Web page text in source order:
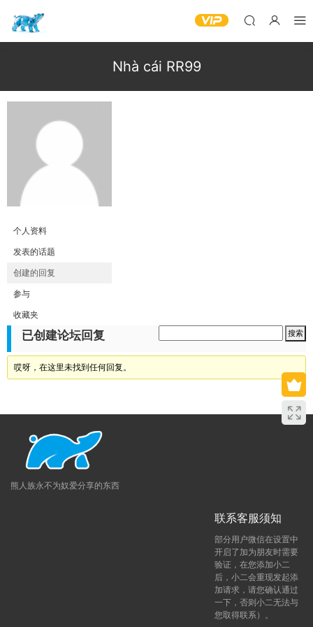
Nhà cái RR99
个人资料
发表的话题
创建的回复
参与
收藏夹
已创建论坛回复
哎呀，在这里未找到任何回复。
熊人族永不为奴爱分享的东西
联系客服须知
部分用户微信在设置中
开启了加为朋友时需要
验证，在您添加小二
后，小二会重现发起添
加请求，请您确认通过
一下，否则小二无法与
您取得联系）。